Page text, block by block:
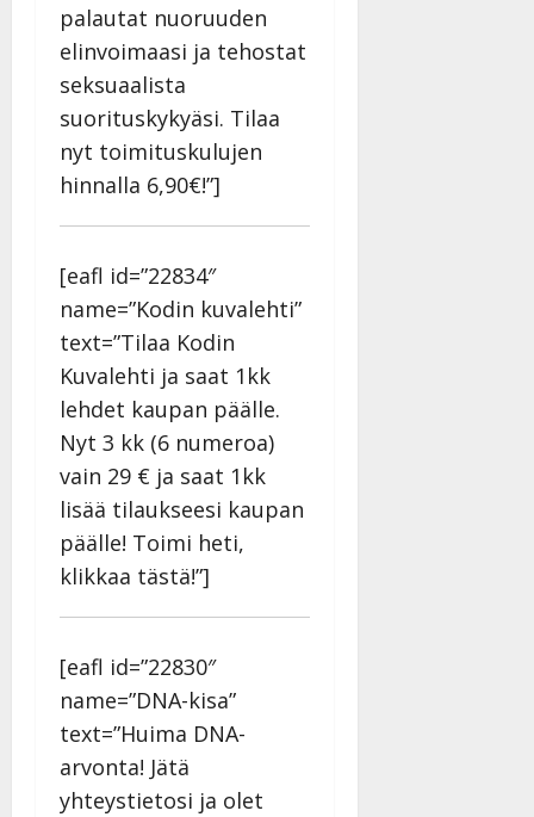
palautat nuoruuden
elinvoimaasi ja tehostat
seksuaalista
suorituskykyäsi. Tilaa
nyt toimituskulujen
hinnalla 6,90€!”]
[eafl id=”22834″
name=”Kodin kuvalehti”
text=”Tilaa Kodin
Kuvalehti ja saat 1kk
lehdet kaupan päälle.
Nyt 3 kk (6 numeroa)
vain 29 € ja saat 1kk
lisää tilaukseesi kaupan
päälle! Toimi heti,
klikkaa tästä!”]
[eafl id=”22830″
name=”DNA-kisa”
text=”Huima DNA-
arvonta! Jätä
yhteystietosi ja olet